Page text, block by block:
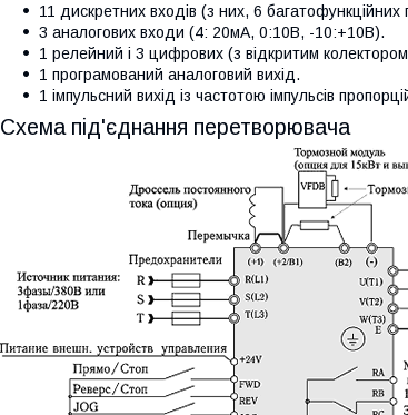
11 дискретних входів (з них, 6 багатофункційних
3 аналогових входи (4: 20мА, 0:10В, -10:+10В).
1 релейний і 3 цифрових (з відкритим
1 програмований аналоговий вихід.
1 імпульсний вихід із частотою імпульсів
Схема під'єднання перетворювача